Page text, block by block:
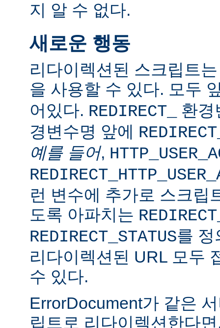
지 알 수 없다.
새로운 행동
리다이렉션된 스크립트
을 사용할 수 있다. 모두
어있다. REDIRECT_
환경
경변수명 앞에
예를 들어,
런 변수에 추가로 스크립
도록 아파치는
REDIRECT_STATUS를 정
리다이렉션된 URL 모두
수 있다.
ErrorDocument가 같은
립트로 리다이렉션한다